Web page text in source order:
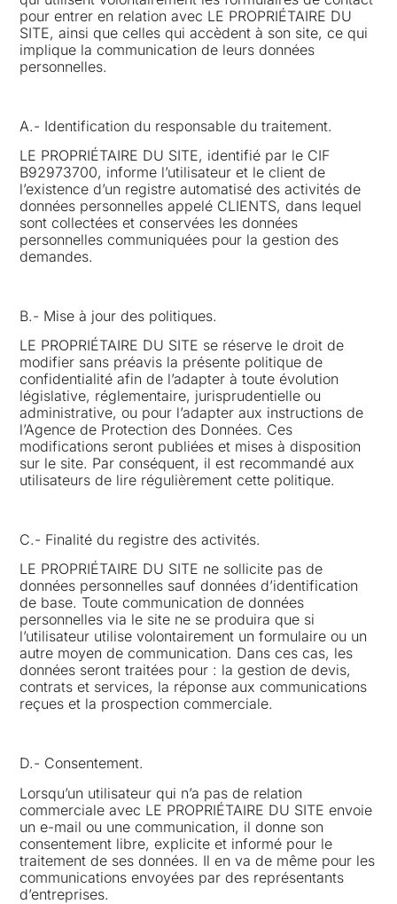
pour entrer en relation avec LE PROPRIÉTAIRE DU
SITE, ainsi que celles qui accèdent à son site, ce qui
implique la communication de leurs données
personnelles.
A.- Identification du responsable du traitement.
LE PROPRIÉTAIRE DU SITE, identifié par le CIF
B92973700, informe l’utilisateur et le client de
l’existence d’un registre automatisé des activités de
données personnelles appelé CLIENTS, dans lequel
sont collectées et conservées les données
personnelles communiquées pour la gestion des
demandes.
B.- Mise à jour des politiques.
LE PROPRIÉTAIRE DU SITE se réserve le droit de
modifier sans préavis la présente politique de
confidentialité afin de l’adapter à toute évolution
législative, réglementaire, jurisprudentielle ou
administrative, ou pour l’adapter aux instructions de
l’Agence de Protection des Données. Ces
modifications seront publiées et mises à disposition
sur le site. Par conséquent, il est recommandé aux
utilisateurs de lire régulièrement cette politique.
C.- Finalité du registre des activités.
LE PROPRIÉTAIRE DU SITE ne sollicite pas de
données personnelles sauf données d’identification
de base. Toute communication de données
personnelles via le site ne se produira que si
l’utilisateur utilise volontairement un formulaire ou un
autre moyen de communication. Dans ces cas, les
données seront traitées pour : la gestion de devis,
contrats et services, la réponse aux communications
reçues et la prospection commerciale.
D.- Consentement.
Lorsqu’un utilisateur qui n’a pas de relation
commerciale avec LE PROPRIÉTAIRE DU SITE envoie
un e-mail ou une communication, il donne son
consentement libre, explicite et informé pour le
traitement de ses données. Il en va de même pour les
communications envoyées par des représentants
d’entreprises.